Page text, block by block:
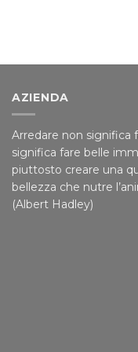
AZIENDA
Arredare non significa
significa fare belle
piuttosto creare una
bellezza che nutre
(Albert Hadley)